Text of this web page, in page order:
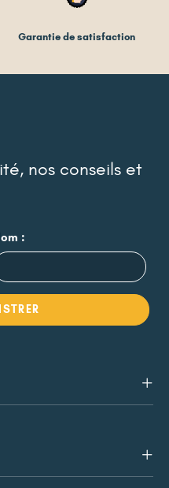
Garantie de satisfaction
nos conseils et
: